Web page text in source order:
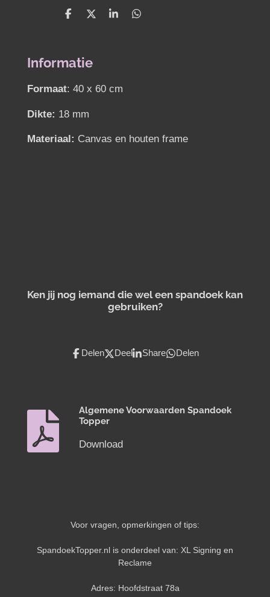
D
n
D
S
D
Informatie
Formaat: 40 x 60 cm
Dikte: 18 mm
Materiaal: Canvas en houten frame
Ken jij nog iemand die wel een spandoek kan
gebruiken?
Delen Deel Share Delen
Algemene Voorwaarden Spandoek
Topper
Download
Voor vragen, opmerkingen of tips:
SpandoekTopper.nl is onderdeel van: XL Signing en
Reclame
Adres: Hoofdstraat 78a